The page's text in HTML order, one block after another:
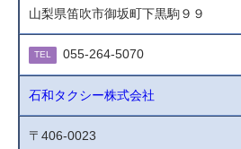
山梨県笛吹市御坂町下黒駒９９
TEL 055-264-5070
石和タクシー株式会社
〒406-0023